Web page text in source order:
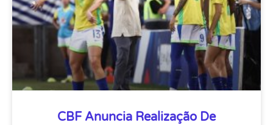
CBF Anuncia Realização De